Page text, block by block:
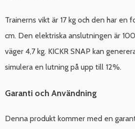
Trainerns vikt är 17 kg och den har en
cm. Den elektriska anslutningen är
väger 4,7 kg. KICKR SNAP kan
simulera en lutning på upp till 12%.
Garanti och Användning
Denna produkt kommer med en